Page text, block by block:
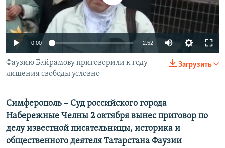
ПОБЕДИТЕЛЕЙ НЕ СУДЯТ?
КРЫМ.НЕПОКОРЕННЫЙ
ELIFBE
УКРАИНСКАЯ ПРОБЛЕМА КРЫМА
ПРИСОЕДИНЯЙТЕСЬ!
Все сайты RFE/RL
0:00 2:52
Загрузить
Фаузию Байрамову приговорили к году
лишения свободы условно
Симферополь – Суд российского города
Набережные Челны 2 октября вынес приговор по
делу известной писательницы, историка и
общественного деятеля Татарстана Фаузии